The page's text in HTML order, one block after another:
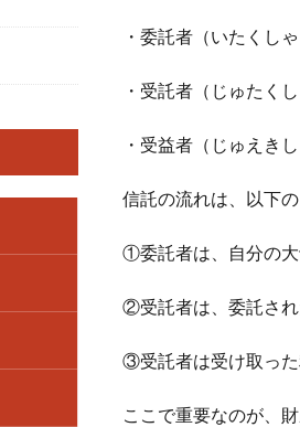
・委託者（いたくし
・受託者（じゅたく
・受益者（じゅえき
信託の流れは、以下の
①委託者は、自分の大
②受託者は、委託され
③受託者は受け取った
ここで重要なのが、